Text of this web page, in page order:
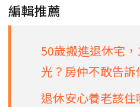
編輯推薦
50歲搬進退休宅
光？房仲不敢告
退休安心養老該